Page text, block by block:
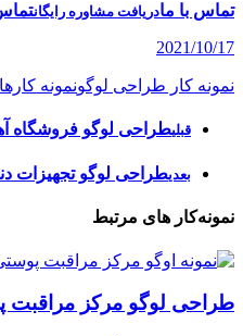
تماس با مادریافت مشاوره رایگان
2021/10/17
نمونه کار طراحی لوگونمونه
قبلیطراحی لوگو فروشگاه
بعدیطراحی لوگو تجهیزات
نمونه‌کار های مرتبط
طراحی لوگو مرکز مراقبت